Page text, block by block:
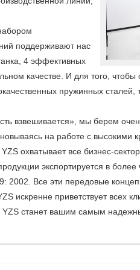
поддерживают нас
4 эффективных
качестве. И для того, чтобы
пружинных сталей,
взвешивается», мы берем
на работе с высокими
охватывает все бизнес-
экспортируется в более
Все эти передовые
приветствует всех
YZS станет вашим самым